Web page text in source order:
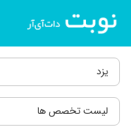
یزد
لیست تخصص ها